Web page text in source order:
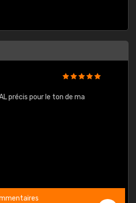
précis pour le ton de ma